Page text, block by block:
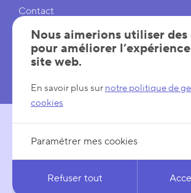
Contact
Cookies
Réglages cookies
SUIVEZ-NOUS
Nous aimerions utiliser des
pour améliorer
site web.
En savoir plus sur notre politique de
cookies
Paramétrer mes cookies
Refuser tout